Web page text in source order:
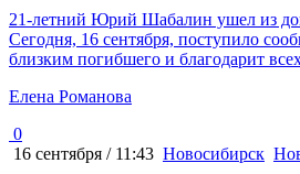
21-летний Юрий Шабалин ушел из
Сегодня, 16 сентября, поступило
близким погибшего и благодарит
Елена Романова
0
16 сентября / 11:43 Новосибирск